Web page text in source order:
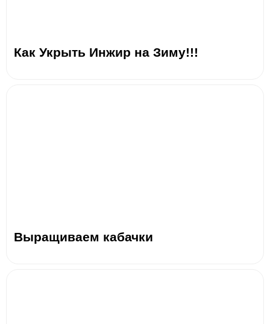
Как Укрыть Инжир на Зиму!!!
Выращиваем кабачки